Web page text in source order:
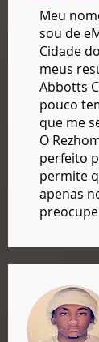
Meu
sou de
Cidade
meus
Abbotts
pouco
que me
O
perfeito
permite
apenas